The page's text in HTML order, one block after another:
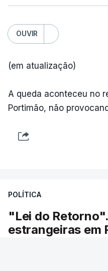
OUVIR
(em atualização)
A queda aconteceu no
Portimão, não
POLÍTICA
"Lei do
estrangeiras em